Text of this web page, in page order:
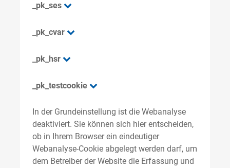
_pk_ses
_pk_cvar
_pk_hsr
_pk_testcookie
In der Grundeinstellung ist die Webanalyse
deaktiviert. Sie können sich hier entscheiden,
ob in Ihrem Browser ein eindeutiger
Webanalyse-Cookie abgelegt werden darf, um
dem Betreiber der Website die Erfassung und